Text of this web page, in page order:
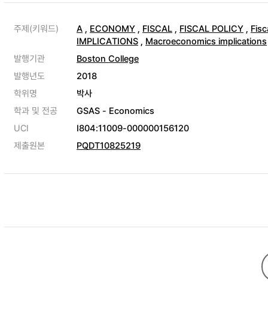
주제(키워드) A , ECONOMY , FISCAL , FISCAL POLICY ,
IMPLICATIONS , Macroeconomics implications
발행기관
Boston College
발행년도
2018
학위명
박사
학과 및 전공
GSAS - Economics
UCI
I804:11009-000000156120
제출원본
PQDT10825219